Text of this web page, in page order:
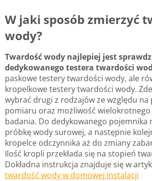
W jaki sposób zmierzyć
wody?
Twardość wody najlepiej jest
dedykowanego testera twardości
paskowe testery twardości wody, ale
kropelkowe testery twardości wody.
wybrać drugi z rodzajów ze względu na
pomiaru oraz możliwość
badania. Do dedykowanego pojemnika
próbkę wody surowej, a następnie
kropelce odczynnika aż do zmiany
Ilość kropli przekłada się na stopień
Dokładna instrukcja znajduje się w
twardość wody w domowej instalacji